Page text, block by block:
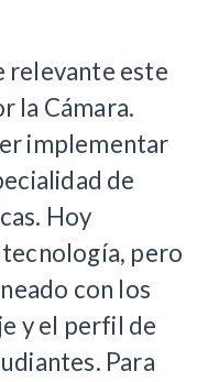
relevante este
la Cámara.
implementar
de
Hoy
pero
con los
y el perfil de
Para